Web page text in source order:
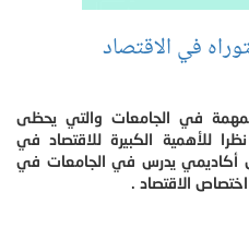
في الاقتصاد
في الجامعات والتي يحظى
للأهمية الكبيرة للاقتصاد في
أكاديمي يدرس في الجامعات في
الاقتصاد .